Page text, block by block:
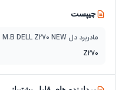
چیپست
مادربرد دل M.B DELL Z270 NEW
Z270